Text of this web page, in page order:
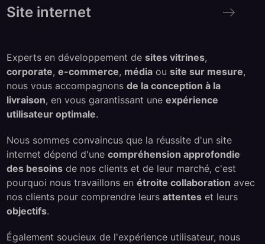
Site internet
Experts en développement desites vitrines,
corporate,e-commerce, média ousite sur mesure,
nous vous accompagnonsde la conception à la
livraison, en vous garantissant uneexpérience
utilisateur optimale.
Nous sommes convaincus que la réussite d'un site
internet dépend d'unecompréhension approfondie
des besoins de nos clients et de leur marché, c'est
pourquoi nous travaillons enétroite collaboration avec
nos clients pour comprendre leursattentes et leurs
objectifs.
Également soucieux de l'expérience utilisateur, nous